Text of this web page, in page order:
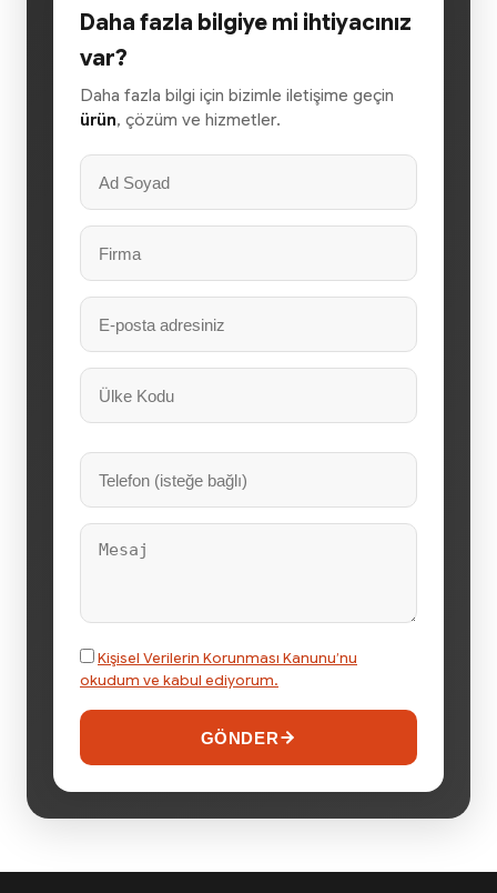
Daha fazla bilgiye mi ihtiyacınız
var?
Daha fazla bilgi için bizimle iletişime geçin
ürün, çözüm ve hizmetler.
Kişisel Verilerin Korunması Kanunu’nu
okudum ve kabul ediyorum.
GÖNDER